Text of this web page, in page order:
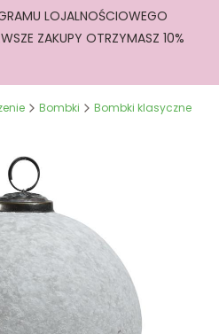
LOJALNOŚCIOWEGO
ZAKUPY OTRZYMASZ 10%
Bombki Bombki klasyczne